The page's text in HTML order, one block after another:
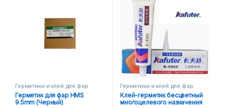
Герметики и клей для фар
Герметик для фар HMS
9.5mm (Черный)
Герметики и клей для фар
Клей-герметик бесцветный
многоцелевого назначения